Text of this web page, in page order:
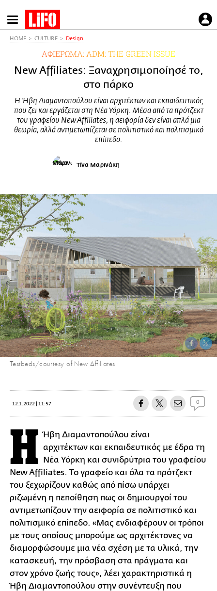
Παράκαμψη
προς
HOME CULTURE Design
ΑΦΙΕΡΩΜΑ: ADM: TΗΕ GREEN ISSUE
New Affiliates: Ξαναχρησιμοποίησέ το,
στο πάρκο
Η Ήβη Διαμαντοπούλου είναι αρχιτέκτων και εκπαιδευτικός
που ζει και εργάζεται στη Νέα Υόρκη. Μέσα από τα πρότζεκτ
του γραφείου New Affiliates, η αειφορία δεν είναι απλά μια
θεωρία, αλλά αντιμετωπίζεται σε πολιτιστικό και πολιτισμικό
επίπεδο.
Tίνα Μαρινάκη
Testbeds/courtesy of New Affiliates
12.1.2022 | 11:57 0
Η Ήβη Διαμαντοπούλου είναι
αρχιτέκτων και εκπαιδευτικός με έδρα τη
Νέα Υόρκη και συνιδρύτρια του γραφείου
New Affiliates. Το γραφείο και όλα τα πρότζεκτ
του ξεχωρίζουν καθώς από πίσω υπάρχει
ριζωμένη η πεποίθηση πως οι δημιουργοί του
αντιμετωπίζουν την αειφορία σε πολιτιστικό και
πολιτισμικό επίπεδο. «Μας ενδιαφέρουν οι τρόποι
με τους οποίους μπορούμε ως αρχιτέκτονες να
διαμορφώσουμε μια νέα σχέση με τα υλικά, την
κατασκευή, την πρόσβαση στα πράγματα και
στον χρόνο ζωής τους», λέει χαρακτηριστικά η
Ήβη Διαμαντοπούλου στην συνέντευξη που